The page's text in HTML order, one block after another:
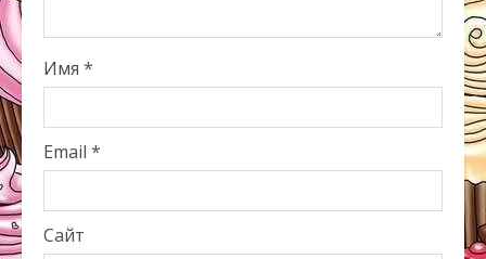
Имя *
Email *
Сайт